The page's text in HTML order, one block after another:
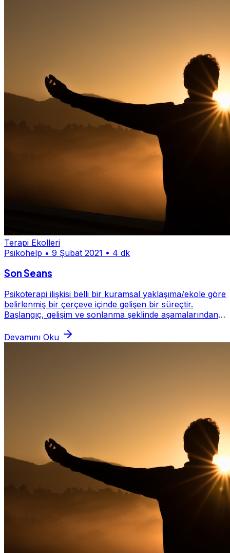
Terapi Ekolleri
Psikohelp • 9 Şubat 2021 • 4 dk
Son Seans
Psikoterapi ilişkisi belli bir kuramsal yaklaşıma/ekole göre
belirlenmiş bir çerçeve içinde gelişen bir süreçtir.
Başlangıç, gelişim ve sonlanma şeklinde aşamalarından
Devamını Oku